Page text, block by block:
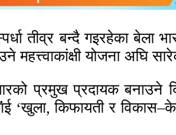
तीव्र बन्दै गइरहेका
महत्त्वाकांक्षी योजना अघि
प्रमुख प्रदायक
‘खुला, किफायती र